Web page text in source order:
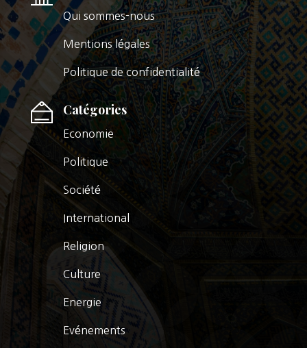
Qui sommes-nous
Mentions légales
Politique de confidentialité
Catégories
Economie
Politique
Société
International
Religion
Culture
Energie
Evénements